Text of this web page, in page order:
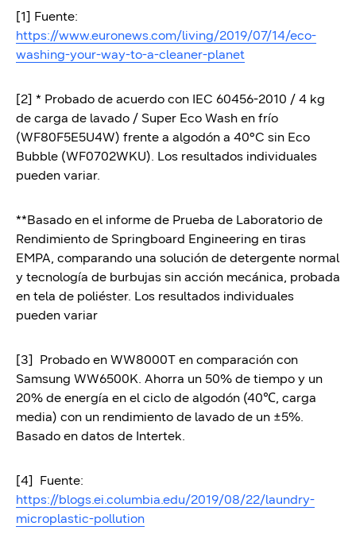
[1] Fuente:
https://www.euronews.com/living/2019/07/14/eco-
washing-your-way-to-a-cleaner-planet
[2] * Probado de acuerdo con IEC 60456-2010 / 4 kg
de carga de lavado / Super Eco Wash en frío
(WF80F5E5U4W) frente a algodón a 40°C sin Eco
Bubble (WF0702WKU). Los resultados individuales
pueden variar.
**Basado en el informe de Prueba de Laboratorio de
Rendimiento de Springboard Engineering en tiras
EMPA, comparando una solución de detergente normal
y tecnología de burbujas sin acción mecánica, probada
en tela de poliéster. Los resultados individuales
pueden variar
[3] Probado en WW8000T en comparación con
Samsung WW6500K. Ahorra un 50% de tiempo y un
20% de energía en el ciclo de algodón (40℃, carga
media) con un rendimiento de lavado de un ±5%.
Basado en datos de Intertek.
[4] Fuente:
https://blogs.ei.columbia.edu/2019/08/22/laundry-
microplastic-pollution